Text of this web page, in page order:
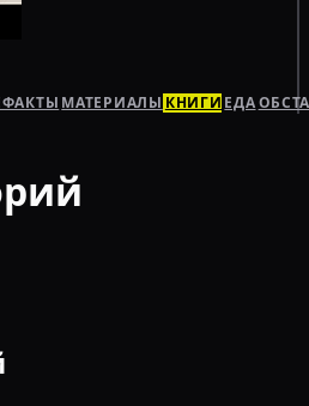
МАТЕРИАЛЫ КНИГИ ЕДА